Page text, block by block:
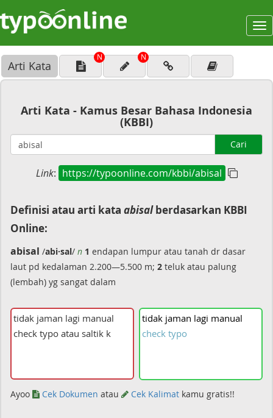
Arti Kata
N N
Arti Kata - Kamus Besar Bahasa Indonesia
(KBBI)
Cari
Link: https://typoonline.com/kbbi/abisal
Definisi atau arti kata abisalberdasarkan KBBI
Online:
abisal /abi·sal/ n 1 endapan lumpur atau tanah dr dasar
laut pd kedalaman 2.200—5.500 m; 2 teluk atau palung
(lembah) yg sangat dalam
tidak jaman lagi manual
check typo
Ayoo Cek Dokumen atau Cek Kalimat kamu gratis!!